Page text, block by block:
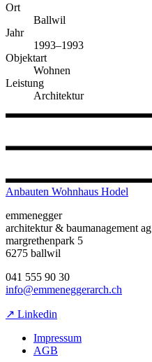
Ort
Ballwil
Jahr
1993–1993
Objektart
Wohnen
Leistung
Architektur
Anbauten Wohnhaus Hodel
emmenegger
architektur & baumanagement ag
margrethenpark 5
6275 ballwil
041 555 90 30
info@emmeneggerarch.ch
↗ Linkedin
Impressum
AGB